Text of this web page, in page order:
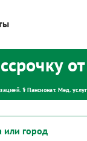
⚕ Пансионат. Мед.